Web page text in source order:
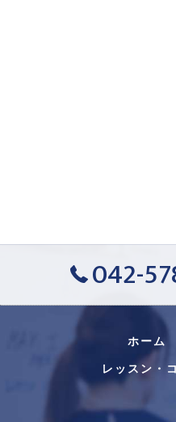
042-
ホーム
レッスン・